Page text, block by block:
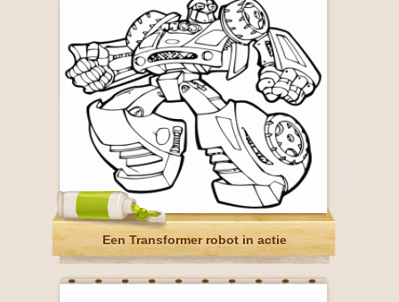
Een Transformer robot in actie